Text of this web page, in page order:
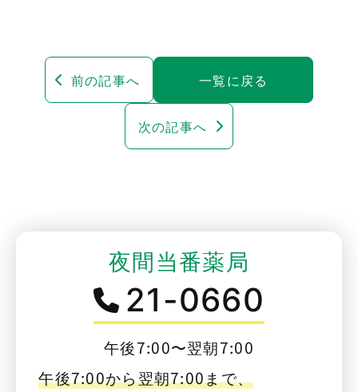
前の記事へ 一覧に戻る
次の記事へ
夜間当番薬局
21-0660
午後7:00〜翌朝7:00
午後7:00から翌朝7:00まで、